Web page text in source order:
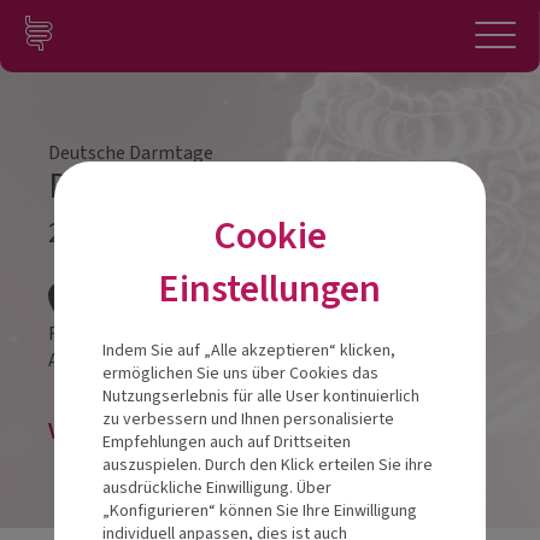
Zum Inhalt springen
Konto
Deutsche Darmtage
Darmtag Münster 2022
21.05.2022
Factory Hotel Münster
An d. Germania Brauerei 548159 Münster
Veranstaltung abgesagt
Cookie
Einstellungen
Indem Sie auf „Alle akzeptieren“ klicken,
ermöglichen Sie uns über Cookies das
Nutzungserlebnis für alle User kontinuierlich
zu verbessern und Ihnen personalisierte
Empfehlungen auch auf Drittseiten
auszuspielen. Durch den Klick erteilen Sie ihre
ausdrückliche Einwilligung. Über
„Konfigurieren“ können Sie Ihre Einwilligung
individuell anpassen, dies ist auch